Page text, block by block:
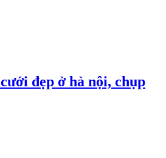
đẹp ở hà nội, chụp